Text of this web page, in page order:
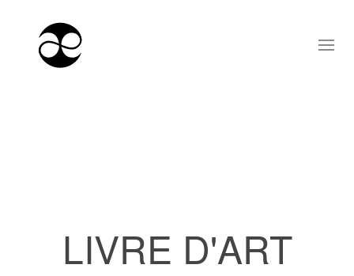
LIVRE D'ART